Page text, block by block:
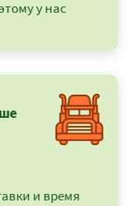
у нас
и время